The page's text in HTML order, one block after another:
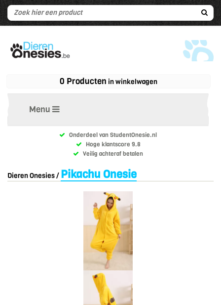
0 Producten in winkelwagen
Menu
Onderdeel van StudentOnesie.nl
Hoge klantscore 9.8
Veilig achteraf betalen
Dieren Onesies/ Pikachu Onesie